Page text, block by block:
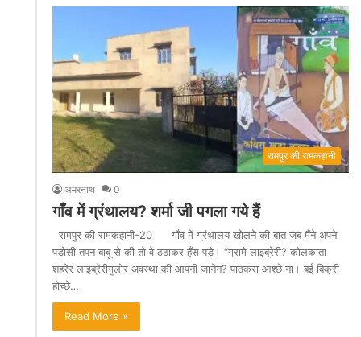
रामपुर की रामकहानी
अमरनाथ 0
गाँव में ग्रंथालय? शर्मा जी पगला गये हैं
रामपुर की रामकहानी-20 गाँव में ग्रंथालय खोलने की बात जब मैंने अपने
पड़ोसी तपन बाबू से की तो वे ठठाकर हँस पड़े। “ग्रामे लाइब्रेरी? कोलकाता
शहरेर लाइब्रेरीगुलोर अवस्था की आपनी जानेन? पाठकरा आश्छे ना। बई बिक्री
होच्छे…
Read More »